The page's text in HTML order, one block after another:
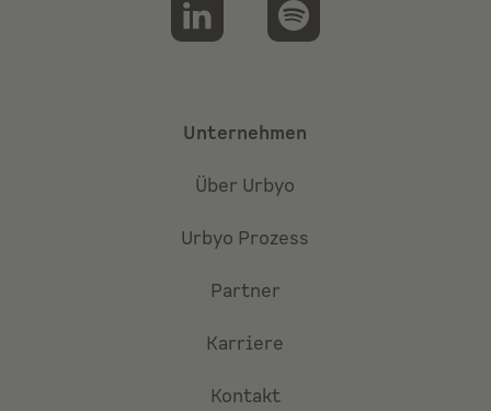
Unternehmen
Über Urbyo
Urbyo Prozess
Partner
Karriere
Kontakt